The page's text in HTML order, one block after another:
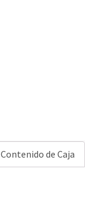
Contenido de Caja